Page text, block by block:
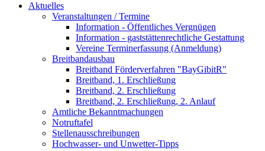
Aktuelles
Veranstaltungen / Termine
Information - Öffentliches Vergnügen
Information - gaststättenrechtliche Gestattung
Vereine Terminerfassung (Anmeldung)
Breitbandausbau
Breitband Förderverfahren "BayGibitR"
Breitband, 1. Erschließung
Breitband, 2. Erschließung
Breitband, 2. Erschließung, 2. Anlauf
Amtliche Bekanntmachungen
Notruftafel
Stellenausschreibungen
Hochwasser- und Unwetter-Tipps